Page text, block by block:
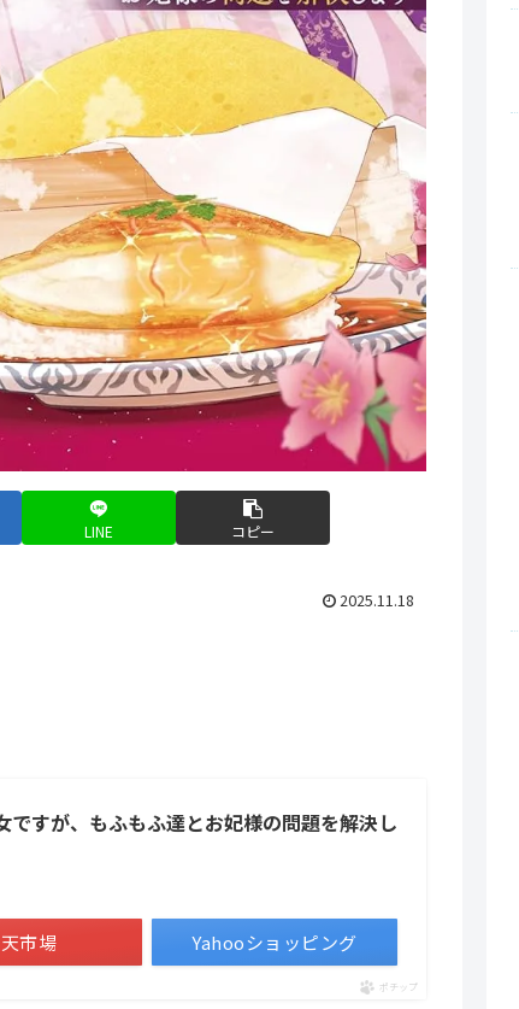
LINE コピー
2025.11.18
すが、もふもふ達とお妃様の問題を解決し
市場 Yahooショッピング
ポチップ